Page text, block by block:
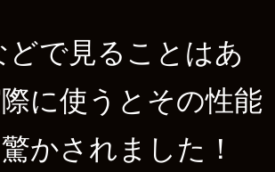
どで見ることはあ
に使うとその性能
かされました！